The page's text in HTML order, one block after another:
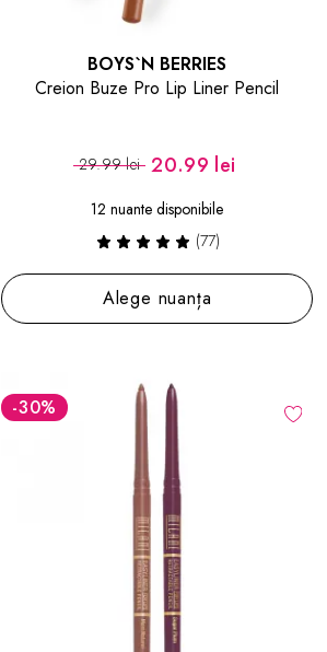
BOYS`N BERRIES
Creion Buze Pro Lip Liner Pencil
29.99 lei 20.99 lei
12 nuante disponibile
(77)
Alege nuanța
-30%